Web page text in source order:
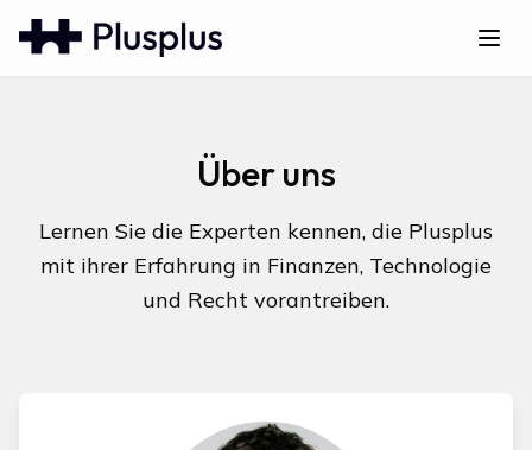
Über uns
Lernen Sie die Experten kennen, die Plusplus
mit ihrer Erfahrung in Finanzen, Technologie
und Recht vorantreiben.